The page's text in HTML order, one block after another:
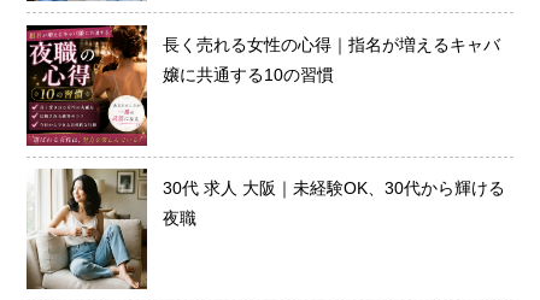
長く売れる女性の心得｜指名が増えるキャバ
嬢に共通する10の習慣
30代 求人 大阪｜未経験OK、30代から輝ける
夜職